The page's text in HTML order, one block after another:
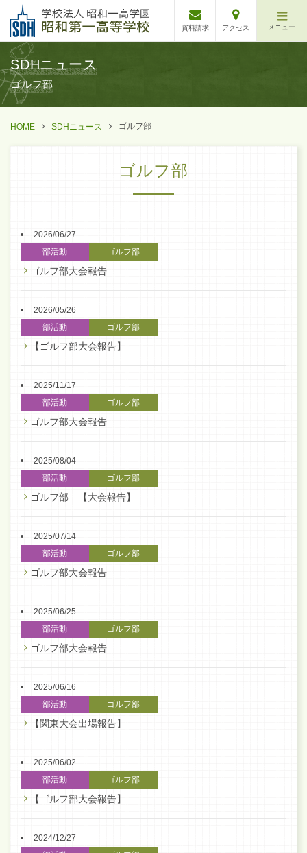
資料請求 アクセス メニュー
SDHニュース
ゴルフ部
HOME SDHニュース ゴルフ部
ゴルフ部
2026/06/27
部活動
ゴルフ部
ゴルフ部大会報告
2026/05/26
部活動
ゴルフ部
【ゴルフ部大会報告】
2025/11/17
部活動
ゴルフ部
ゴルフ部大会報告
2025/08/04
部活動
ゴルフ部
ゴルフ部 【大会報告】
2025/07/14
部活動
ゴルフ部
ゴルフ部大会報告
2025/06/25
部活動
ゴルフ部
ゴルフ部大会報告
2025/06/16
部活動
ゴルフ部
【関東大会出場報告】
2025/06/02
部活動
ゴルフ部
【ゴルフ部大会報告】
2024/12/27